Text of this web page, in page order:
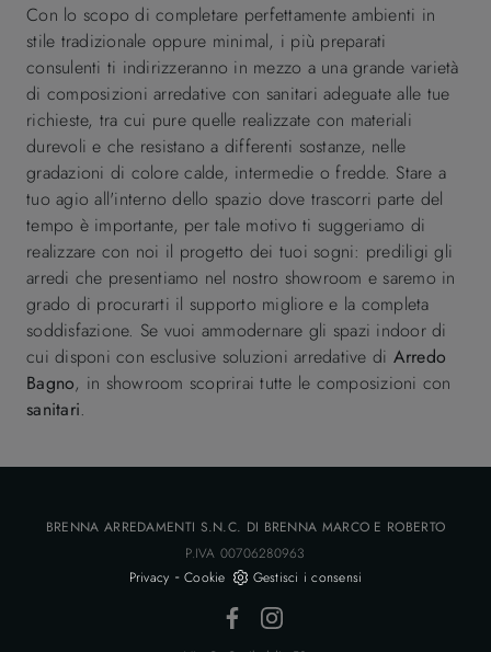
Con lo scopo di completare perfettamente ambienti in
stile tradizionale oppure minimal, i più preparati
consulenti ti indirizzeranno in mezzo a una grande varietà
di composizioni arredative con sanitari adeguate alle tue
richieste, tra cui pure quelle realizzate con materiali
durevoli e che resistano a differenti sostanze, nelle
gradazioni di colore calde, intermedie o fredde. Stare a
tuo agio all'interno dello spazio dove trascorri parte del
tempo è importante, per tale motivo ti suggeriamo di
realizzare con noi il progetto dei tuoi sogni: prediligi gli
arredi che presentiamo nel nostro showroom e saremo in
grado di procurarti il supporto migliore e la completa
soddisfazione. Se vuoi ammodernare gli spazi indoor di
cui disponi con esclusive soluzioni arredative di Arredo
Bagno, in showroom scoprirai tutte le composizioni con
sanitari.
BRENNA ARREDAMENTI S.N.C. DI BRENNA MARCO E ROBERTO
P.IVA 00706280963
Privacy -Cookie Gestisci i consensi